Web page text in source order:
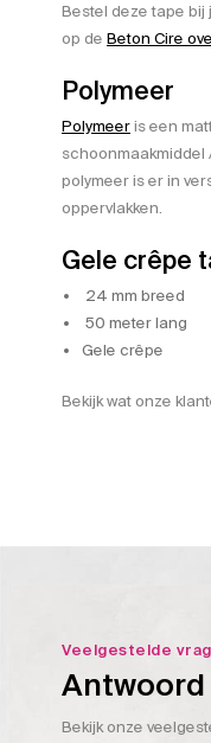
Bestel deze tape bij
op de Beton Cire
Polymeer
Polymeeris een
schoonmaakmiddel
polymeer is er in
oppervlakken.
Gele crêpe
24 mm breed
50 meter lang
Gele crêpe
Bekijk wat onze
Veelgestelde
Bekijk onze